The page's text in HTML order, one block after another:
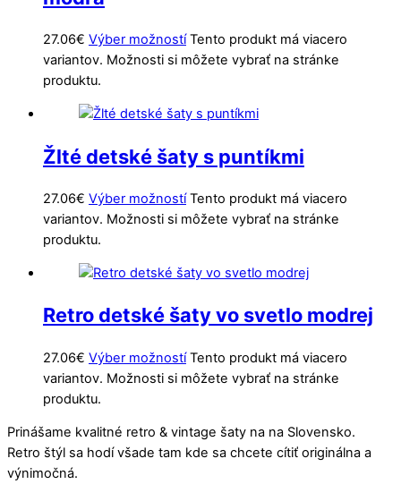
27.06€ Výber možností Tento produkt má viacero
variantov. Možnosti si môžete vybrať na stránke
produktu.
Žlté detské šaty s puntíkmi
27.06€ Výber možností Tento produkt má viacero
variantov. Možnosti si môžete vybrať na stránke
produktu.
Retro detské šaty vo svetlo modrej
27.06€ Výber možností Tento produkt má viacero
variantov. Možnosti si môžete vybrať na stránke
produktu.
Prinášame kvalitné retro & vintage šaty na na Slovensko.
Retro štýl sa hodí všade tam kde sa chcete cítiť originálna a
výnimočná.